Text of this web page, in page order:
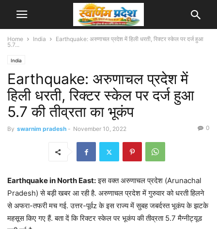
Home India
Earthquake: अरुणाचल प्रदेश में हिली धरती, रिक्टर स्केल पर दर्ज हुआ
5.7...
India
Earthquake: अरुणाचल प्रदेश में
हिली धरती, रिक्टर स्केल पर दर्ज हुआ
5.7 की तीव्रता का भूकंप
By swarnim pradesh - November 10, 2022 0
Earthquake in North East:इस वक्त अरुणाचल प्रदेश (Arunachal
Pradesh) से बड़ी खबर आ रही है. अरुणाचल प्रदेश में गुरुवार को धरती हिलने
से अफरा-तफरी मच गई. उत्तर-पूर्वz के इस राज्य में सुबह जबर्दस्त भूकंप के झटके
महसूस किए गए हैं. बता दें कि रिक्टर स्केल पर भूकंप की तीव्रता 5.7 मैग्नीट्यूड